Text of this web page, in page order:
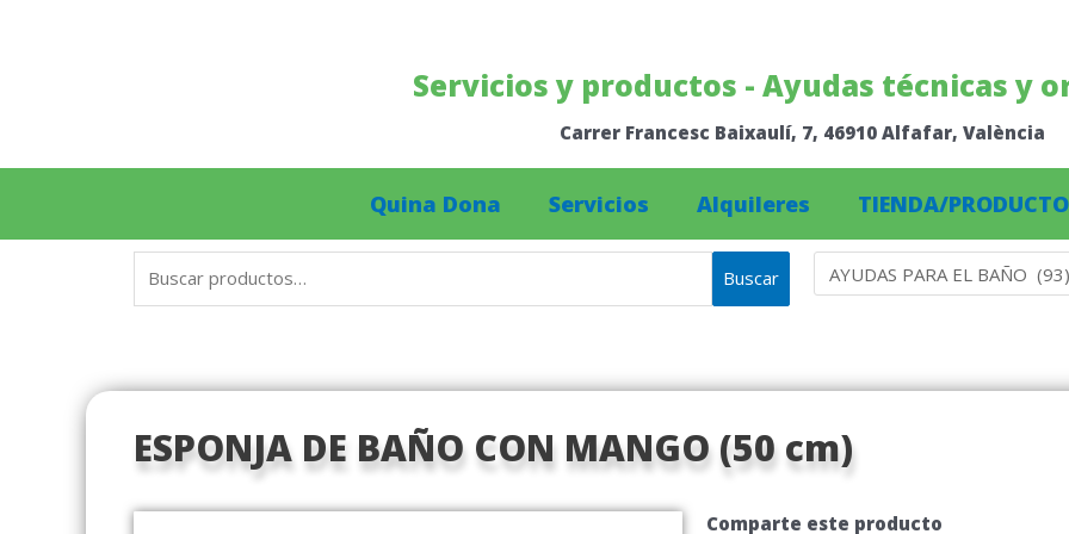
Servicios y productos - Ayudas técnicas y
Carrer Francesc Baixaulí, 7, 46910 Alfafar, València
Quina Dona Servicios Alquileres TIENDA/
por:
Buscar
ESPONJA DE BAÑO CON MANGO (50 cm)
Comparte este producto